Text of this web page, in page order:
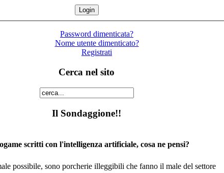
Password dimenticata?
Nome utente dimenticato?
Registrati
Cerca nel sito
Il Sondaggione!!
scritti con l'intelligenza artificiale, cosa ne pensi?
possibile, sono porcherie illeggibili che fanno il male del settore